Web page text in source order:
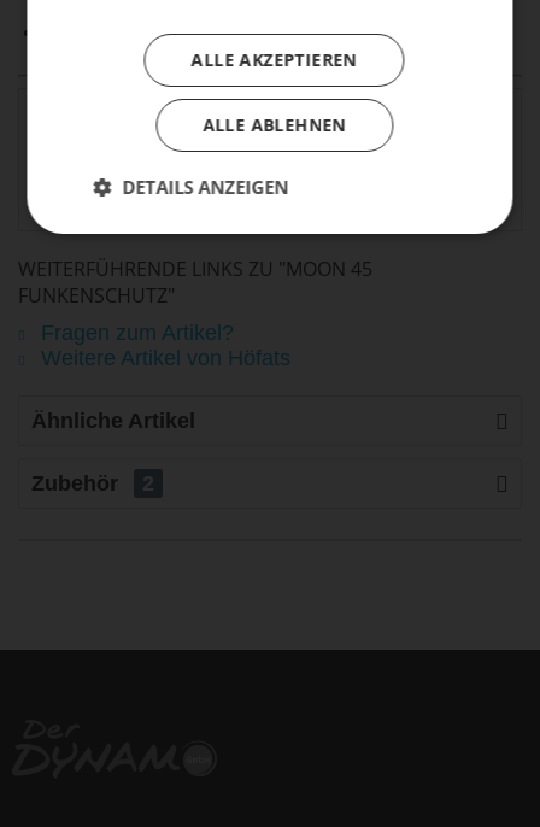
Leicht und kompakt: Ø 33,7 x H 7,0 cm, 0,38 kg
höfats GmbH, Albert-
Einstein-Straße 6, D-
87437 Kempten, Fon:
+49 83198909460,
WEITERFÜHRENDE LINKS ZU "MOON 45
FUNKENSCHUTZ"
Fragen zum Artikel?
Weitere Artikel von Höfats
Ähnliche Artikel
Zubehör 2
ALLE AKZEPTIEREN
ALLE ABLEHNEN
DETAILS ANZEIGEN